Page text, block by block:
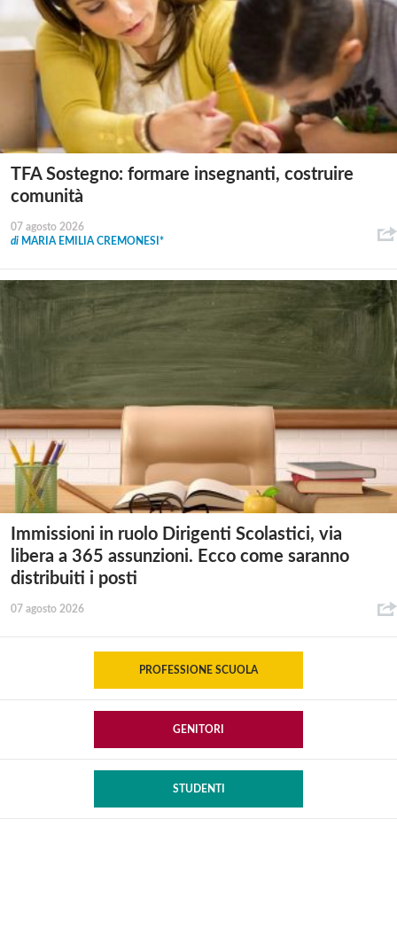
TFA Sostegno: formare insegnanti, costruire
comunità
07 agosto 2026
di MARIA EMILIA CREMONESI*
Immissioni in ruolo Dirigenti Scolastici, via
libera a 365 assunzioni. Ecco come saranno
distribuiti i posti
07 agosto 2026
PROFESSIONE SCUOLA
GENITORI
STUDENTI